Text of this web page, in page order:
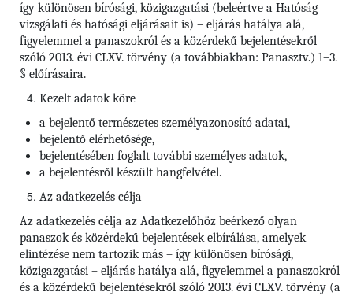
így különösen bírósági, közigazgatási (beleértve a Hatóság
vizsgálati és hatósági eljárásait is) – eljárás hatálya alá,
figyelemmel a panaszokról és a közérdekű bejelentésekről
szóló 2013. évi CLXV. törvény (a továbbiakban: Panasztv.) 1–3.
§ előírásaira.
Kezelt adatok köre
a bejelentő természetes személyazonosító adatai,
bejelentő elérhetősége,
bejelentésében foglalt további személyes adatok,
a bejelentésről készült hangfelvétel.
Az adatkezelés célja
Az adatkezelés célja az Adatkezelőhöz beérkező olyan
panaszok és közérdekű bejelentések elbírálása, amelyek
elintézése nem tartozik más – így különösen bírósági,
közigazgatási – eljárás hatálya alá, figyelemmel a panaszokról
és a közérdekű bejelentésekről szóló 2013. évi CLXV. törvény (a